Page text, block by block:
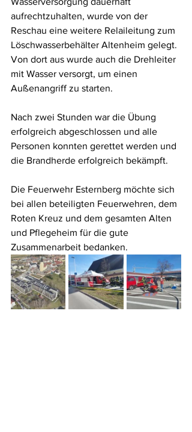
aufrechtzuhalten, wurde von der
Reschau eine weitere Relaileitung zum
Löschwasserbehälter Altenheim gelegt.
Von dort aus wurde auch die Drehleiter
mit Wasser versorgt, um einen
Außenangriff zu starten.
Nach zwei Stunden war die Übung
erfolgreich abgeschlossen und alle
Personen konnten gerettet werden und
die Brandherde erfolgreich bekämpft.
Die Feuerwehr Esternberg möchte sich
bei allen beteiligten Feuerwehren, dem
Roten Kreuz und dem gesamten Alten
und Pflegeheim für die gute
Zusammenarbeit bedanken.